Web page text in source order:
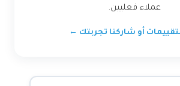
عملاء فعليين.
أو شاركنا تجربتك ←